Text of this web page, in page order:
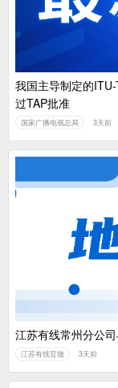
我国主导制定的
过TAP批准
国家广播电视总局 3天前
江苏有线常州分公
江苏有线官微 3天前